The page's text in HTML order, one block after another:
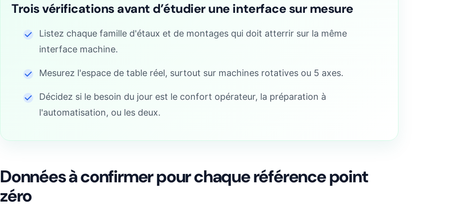
Trois vérifications avant d’étudier une interface sur mesure
Listez chaque famille d'étaux et de montages qui doit atterrir sur la même
interface machine.
Mesurez l'espace de table réel, surtout sur machines rotatives ou 5 axes.
Décidez si le besoin du jour est le confort opérateur, la préparation à
l'automatisation, ou les deux.
Données à confirmer pour chaque référence point
zéro